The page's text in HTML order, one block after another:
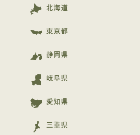
北海道
東京都
静岡県
岐阜県
愛知県
三重県